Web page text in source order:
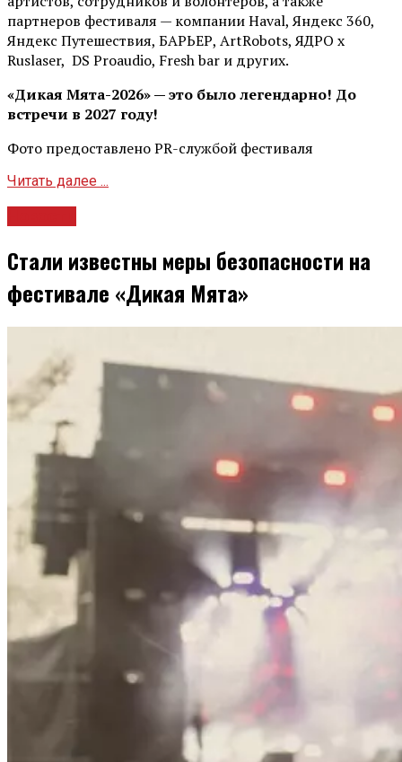
партнеров фестиваля — компании Haval, Яндекс 360,
Яндекс Путешествия, БАРЬЕР, ArtRobots, ЯДРО х
Ruslaser, DS Proaudio, Fresh bar и других.
«Дикая Мята-2026» — это было легендарно! До
встречи в 2027 году!
Фото предоставлено PR-службой фестиваля
Читать далее ...
Стали известны меры безопасности на
фестивале «Дикая Мята»